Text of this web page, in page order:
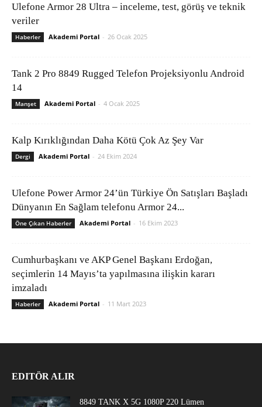
Ulefone Armor 28 Ultra – inceleme, test, görüş ve teknik
veriler
Haberler Akademi Portal - 26 Ocak 2025
Tank 2 Pro 8849 Rugged Telefon Projeksiyonlu Android
14
Manşet Akademi Portal - 4 Ocak 2025
Kalp Kırıklığından Daha Kötü Çok Az Şey Var
Dergi Akademi Portal - 24 Ekim 2024
Ulefone Power Armor 24’ün Türkiye Ön Satışları Başladı
Dünyanın En Sağlam telefonu Armor 24...
Öne Çıkan Haberler Akademi Portal - 16 Ekim 2023
Cumhurbaşkanı ve AKP Genel Başkanı Erdoğan,
seçimlerin 14 Mayıs’ta yapılmasına ilişkin kararı
imzaladı
Haberler Akademi Portal - 11 Mart 2023
EDITÖR ALIR
8849 TANK X 5G 1080P 220 Lümen